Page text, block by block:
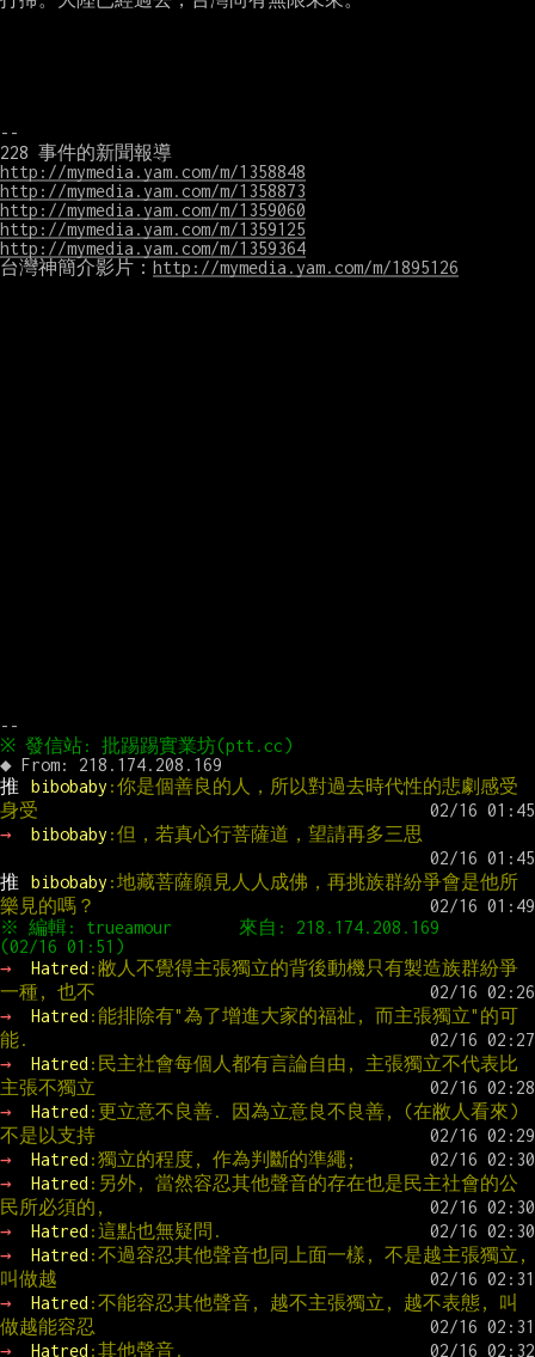
--
http://mymedia.yam.com/m/1358848
http://mymedia.yam.com/m/1358873
http://mymedia.yam.com/m/1359060
http://mymedia.yam.com/m/1359125
http://mymedia.yam.com/m/1359364
台灣神簡介影片： http://mymedia.yam.com/m/1895126
推
bibobaby :你是個善良的人，所以對過去時代性的悲劇感受
身受
→
bibobaby :但，若真心行菩薩道，望請再多三思
推 bibobaby :地藏菩薩願見人人成佛，再挑族群紛爭會是他所
樂見的嗎？
※ 編輯: trueamour       來自: 218.174.208.169
→
Hatred :敝人不覺得主張獨立的背後動機只有製造族群紛爭
一種, 也不
→
Hatred :能排除有"為了增進大家的福祉, 而主張獨立"的可
能.
→
Hatred :民主社會每個人都有言論自由, 主張獨立不代表比
主張不獨立
→
Hatred :更立意不良善. 因為立意良不良善, (在敝人看來)
不是以支持
→
Hatred :獨立的程度, 作為判斷的準繩;
→
Hatred :另外, 當然容忍其他聲音的存在也是民主社會的公
民所必須的,
→
Hatred :這點也無疑問.
→
Hatred :不過容忍其他聲音也同上面一樣, 不是越主張獨立,
叫做越
→
Hatred :不能容忍其他聲音, 越不主張獨立, 越不表態, 叫
做越能容忍
→
Hatred :其他聲音.